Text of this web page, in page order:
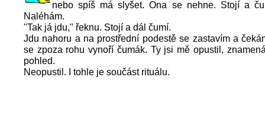
nebo spíš má slyšet. Ona se nehne. Stojí a
Naléhám.
"Tak já jdu," řeknu. Stojí a dál čumí.
Jdu nahoru a na prostřední podestě se zastavím a
se zpoza rohu vynoří čumák. Ty jsi mě opustil,
pohled.
Neopustil. I tohle je součást rituálu.